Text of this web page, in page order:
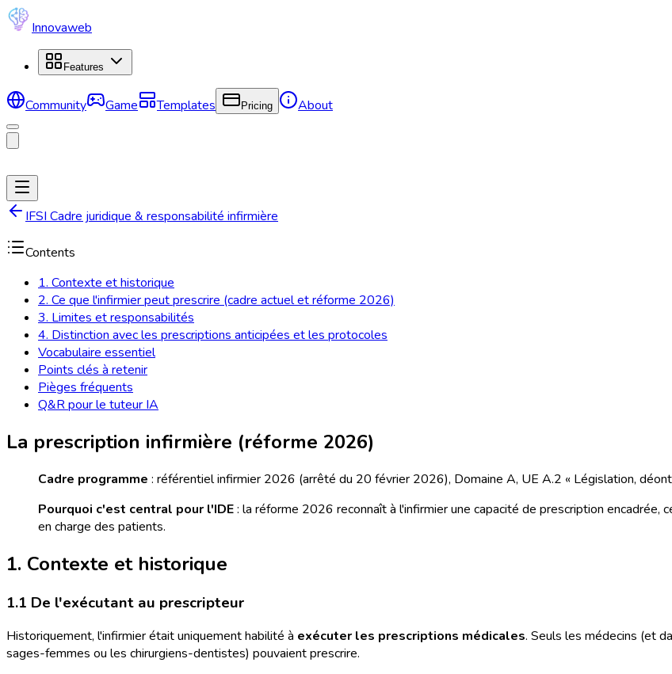
Innovaweb
Features
Community Game Templates Pricing About
IFSI Cadre juridique & responsabilité infirmière
Contents
1. Contexte et historique
2. Ce que l'infirmier peut prescrire (cadre actuel et réforme 2026)
3. Limites et responsabilités
4. Distinction avec les prescriptions anticipées et les protocoles
Vocabulaire essentiel
Points clés à retenir
Pièges fréquents
Q&R pour le tuteur IA
La prescription infirmière (réforme 2026)
Cadre programme : référentiel infirmier 2026 (arrêté du 20 février 2026), Domaine A, UE A.2 « Législation,
Pourquoi c'est central pour l'IDE: la réforme 2026 reconnaît à l'infirmier une capacité de prescription encadrée,
en charge des patients.
1. Contexte et historique
1.1 De l'exécutant au prescripteur
Historiquement, l'infirmier était uniquement habilité à exécuter les prescriptions médicales. Seuls les médecins (et
sages-femmes ou les chirurgiens-dentistes) pouvaient prescrire.